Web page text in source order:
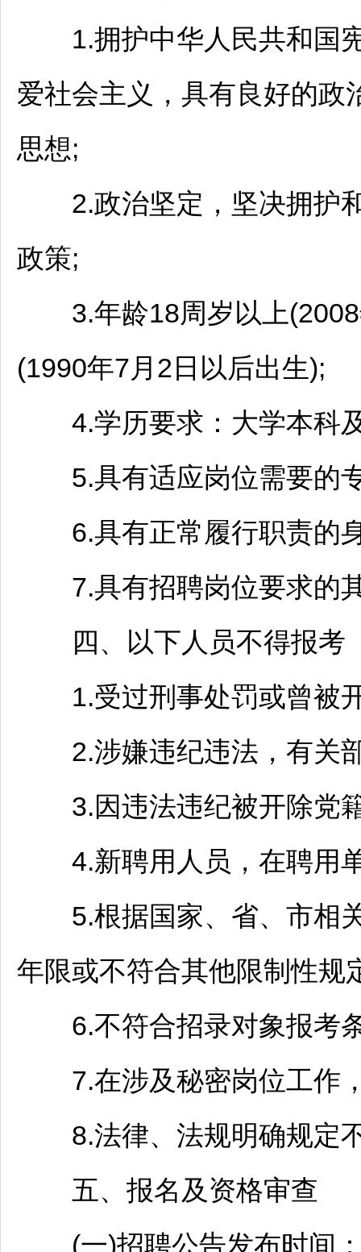
1.拥护中华人民共和国宪
爱社会主义，具有良好的政
思想;
2.政治坚定，坚决拥护和
政策;
3.年龄18周岁以上(2008
(1990年7月2日以后出生);
4.学历要求：大学本科
5.具有适应岗位需要的
6.具有正常履行职责的
7.具有招聘岗位要求的
四、以下人员不得报考
1.受过刑事处罚或曾被
2.涉嫌违纪违法，有关
3.因违法违纪被开除党
4.新聘用人员，在聘用单
5.根据国家、省、市相关
年限或不符合其他限制性规
6.不符合招录对象报考
7.在涉及秘密岗位工作
8.法律、法规明确规定
五、报名及资格审查
(一)招聘公告发布时间